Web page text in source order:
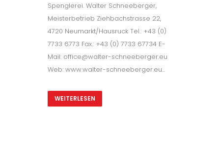
Spenglerei. Walter Schneeberger,
Meisterbetrieb Ziehbachstrasse 22,
4720 Neumarkt/Hausruck Tel.: +43 (0)
7733 6773 Fax.: +43 (0) 7733 67734 E-
Mail: office@walter-schneeberger.eu
Web: www.walter-schneeberger.eu...
WEITERLESEN